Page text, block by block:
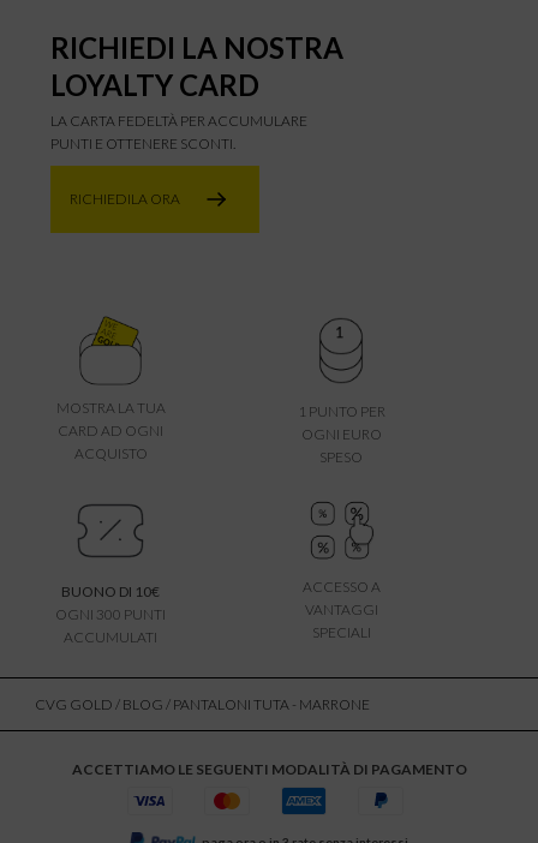
RICHIEDI LA NOSTRA
LOYALTY CARD
LA CARTA FEDELTÀ PER ACCUMULARE
PUNTI E OTTENERE SCONTI.
RICHIEDILA ORA
MOSTRA LA TUA
CARD AD OGNI
ACQUISTO
1 PUNTO PER
OGNI EURO
SPESO
BUONO DI 10€
OGNI 300 PUNTI
ACCUMULATI
ACCESSO A
VANTAGGI
SPECIALI
CVG GOLD / BLOG / PANTALONI TUTA - MARRONE
ACCETTIAMO LE SEGUENTI MODALITÀ DI PAGAMENTO